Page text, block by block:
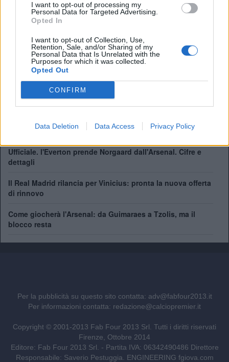
I want to opt-out of processing my
Personal Data for Targeted Advertising.
Opted In
I want to opt-out of Collection, Use,
Retention, Sale, and/or Sharing of my
Personal Data that Is Unrelated with the
Purposes for which it was collected.
Opted Out
CONFIRM
Data Deletion Data Access Privacy Policy
ALBO D'ORO
Premier League:
League Cup:2
FA Community Shield:17
Il Napoli pensa a Gabriel Jesus. Ma quanto costa il
brasiliano?
Vinicius resta al Real Madrid: il rinnovo stronca i sogni
dell'Arsenal
Ufficiale. l'Everton prende Norgaard dall'Arsenal. Cifre e
dettagli
Il Real Madrid rilancia per Vinicius: pronta la nuova offerta
di rinnovo
Come giocherà l'Arsenal: da Guimaraes a Tzolis, ma il
blocco resta
Per la pubblicità su questo sito contatta: adv@fabfour2013.it
Per informazioni contatta: redazione@calciopremier.it
Copyright © 2001-2013 Fab Four 2013 Srl. Tutti i diritti riservati
Firenze, Ottobre 2014
Editore: Fab Four 2013 Srl. - Partita IVA: 06342490486 Direttore
Responsabile: Saverio Pestuggia. ENGINEERING fgiova.com